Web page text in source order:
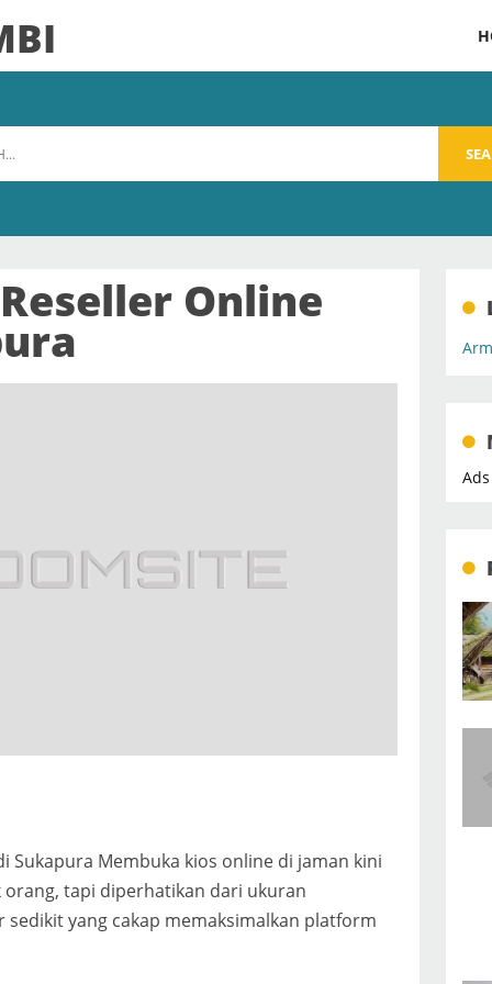
Online
Sukapura Membuka kios online di jaman kini
tapi diperhatikan dari ukuran
yang cakap memaksimalkan platform
Ads